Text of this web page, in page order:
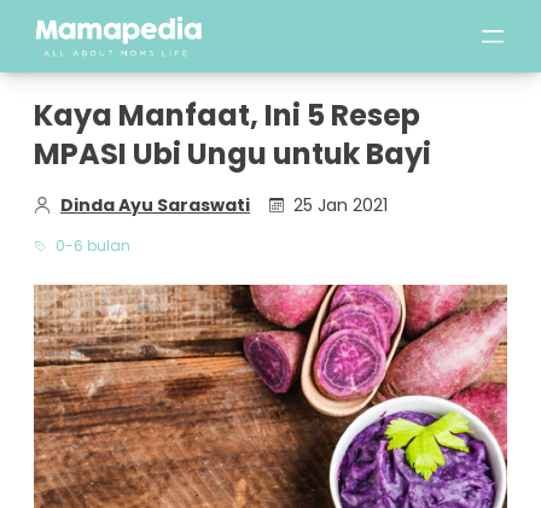
Kaya Manfaat, Ini 5 Resep
MPASI Ubi Ungu untuk Bayi
Dinda Ayu Saraswati 25 Jan 2021
0-6 bulan